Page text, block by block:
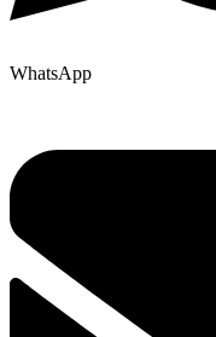
WhatsApp